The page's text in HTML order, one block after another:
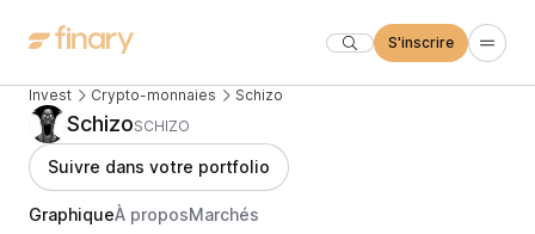
S'inscrire
Invest Crypto-monnaies Schizo
SchizoSCHIZO
Suivre dans votre portfolio
GraphiqueÀ proposMarchés